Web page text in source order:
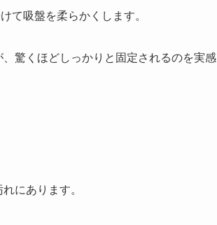
て吸盤を柔らかくします。
驚くほどしっかりと固定されるのを実感
にあります。